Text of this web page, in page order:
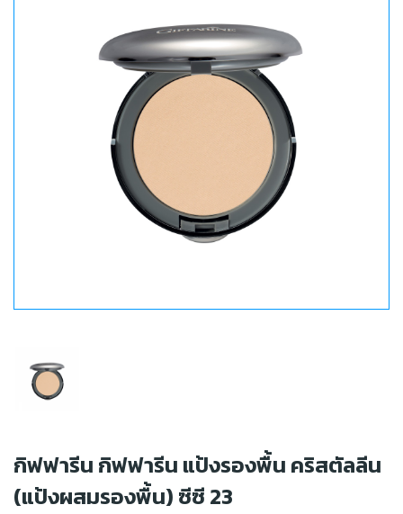
กิฟฟารีน กิฟฟารีน แป้งรองพื้น คริสตัลลีน
(แป้งผสมรองพื้น) ซีซี 23